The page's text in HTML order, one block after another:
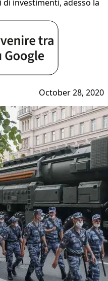
investimenti, adesso la
October 28, 2020